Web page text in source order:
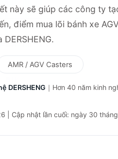
này sẽ giúp các công ty
điểm mua lõi bánh xe
AMR / AGV Casters
DERSHENG ｜Hơn 40 năm kinh
| Cập nhật lần cuối: ngày 30